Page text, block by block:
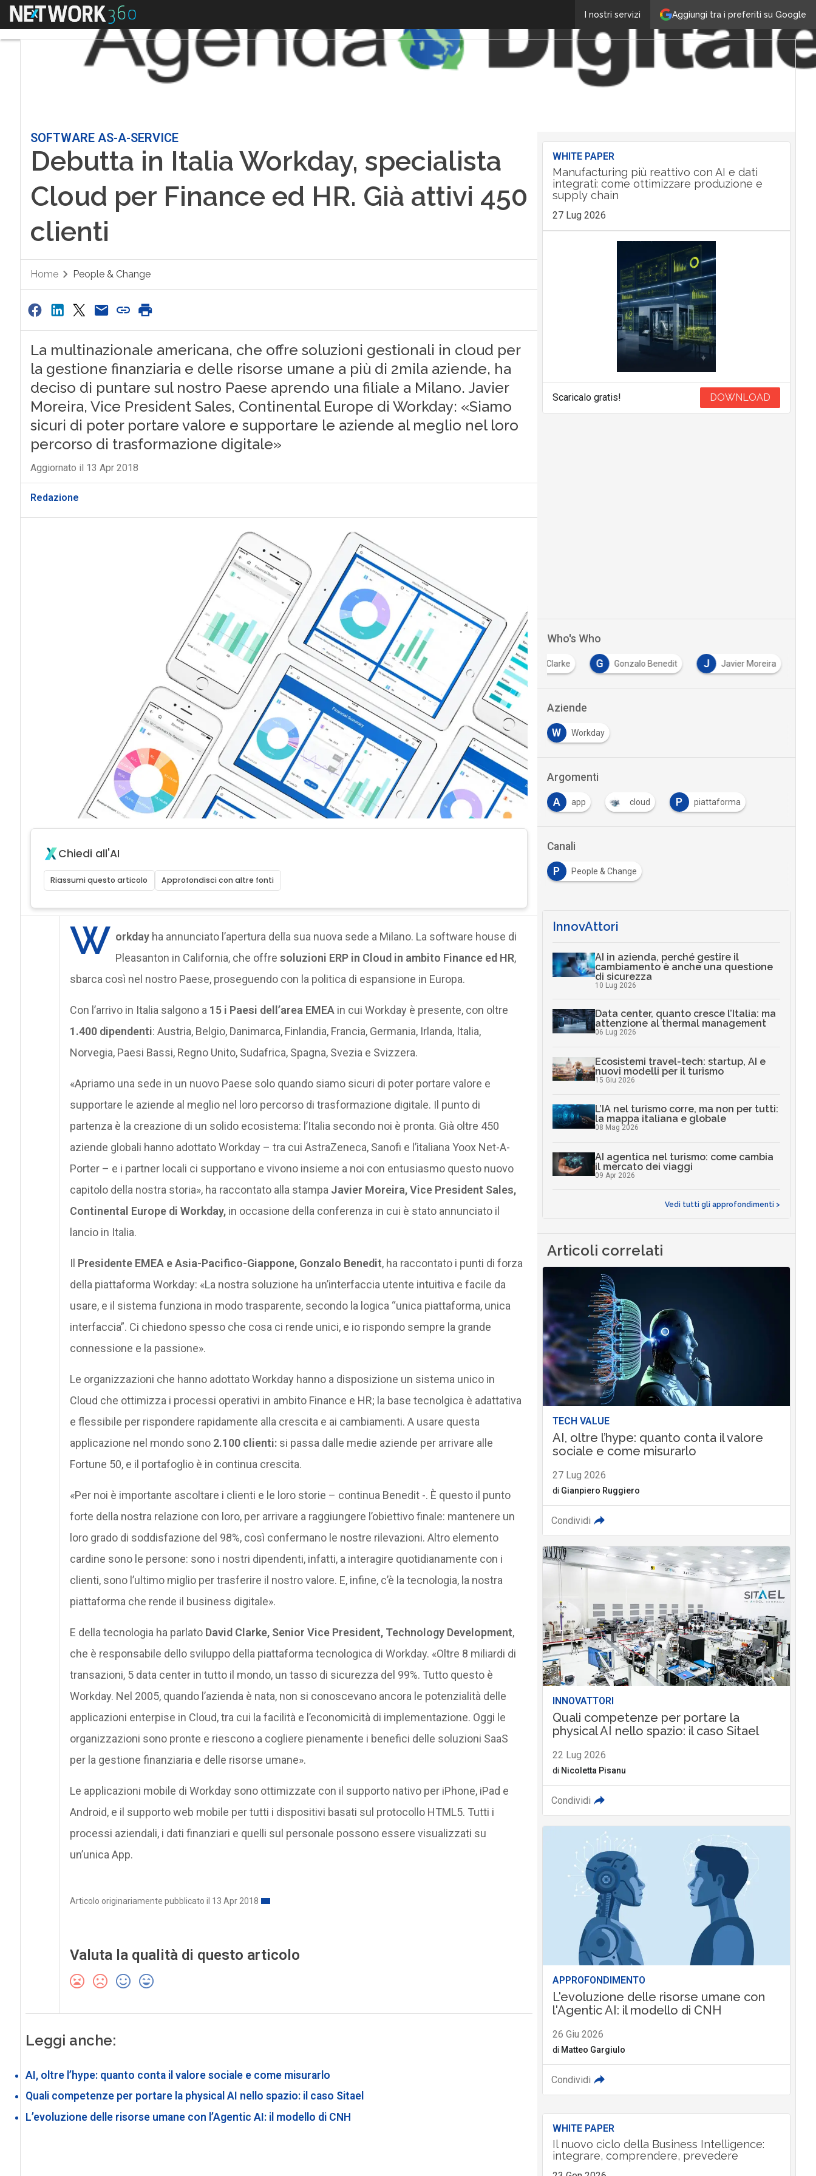
Aggiungi tra i preferiti su Google
I nostri servizi
Menu
SOFTWARE AS-A-SERVICE
Debutta in Italia Workday, specialista
Cloud per Finance ed HR. Già attivi 450
clienti
Home People & Change
La multinazionale americana, che offre soluzioni gestionali in cloud per
la gestione finanziaria e delle risorse umane a più di 2mila aziende, ha
deciso di puntare sul nostro Paese aprendo una filiale a Milano. Javier
Moreira, Vice President Sales, Continental Europe di Workday: «Siamo
sicuri di poter portare valore e supportare le aziende al meglio nel loro
percorso di trasformazione digitale»
Aggiornato il 13 Apr 2018
Redazione
Chiedi all'AI
Riassumi questo articolo Approfondisci con altre fonti
W orkdayha annunciato l’apertura della sua nuova sede a Milano. La software house di
Pleasanton in California, che offre soluzioni ERP in Cloud in ambito Finance ed HR,
sbarca così nel nostro Paese, proseguendo con la politica di espansione in Europa.
Con l’arrivo in Italia salgono a 15 i Paesi dell’area EMEAin cui Workday è presente, con oltre
1.400 dipendenti: Austria, Belgio, Danimarca, Finlandia, Francia, Germania, Irlanda, Italia,
Norvegia, Paesi Bassi, Regno Unito, Sudafrica, Spagna, Svezia e Svizzera.
«Apriamo una sede in un nuovo Paese solo quando siamo sicuri di poter portare valore e
supportare le aziende al meglio nel loro percorso di trasformazione digitale. Il punto di
partenza è la creazione di un solido ecosistema: l’Italia secondo noi è pronta. Già oltre 450
aziende globali hanno adottato Workday – tra cui AstraZeneca, Sanofi e l’italiana Yoox Net-A-
Porter – e i partner locali ci supportano e vivono insieme a noi con entusiasmo questo nuovo
capitolo della nostra storia», ha raccontato alla stampa Javier Moreira, Vice President Sales,
Continental Europe di Workday, in occasione della conferenza in cui è stato annunciato il
lancio in Italia.
Il Presidente EMEA e Asia-Pacifico-Giappone, Gonzalo Benedit, ha raccontato i punti di forza
della piattaforma Workday: «La nostra soluzione ha un’interfaccia utente intuitiva e facile da
usare, e il sistema funziona in modo trasparente, secondo la logica “unica piattaforma, unica
interfaccia”. Ci chiedono spesso che cosa ci rende unici, e io rispondo sempre la grande
connessione e la passione».
Le organizzazioni che hanno adottato Workday hanno a disposizione un sistema unico in
Cloud che ottimizza i processi operativi in ambito Finance e HR; la base tecnolgica è adattativa
e flessibile per rispondere rapidamente alla crescita e ai cambiamenti. A usare questa
applicazione nel mondo sono 2.100 clienti:si passa dalle medie aziende per arrivare alle
Fortune 50, e il portafoglio è in continua crescita.
«Per noi è importante ascoltare i clienti e le loro storie – continua Benedit -. È questo il punto
forte della nostra relazione con loro, per arrivare a raggiungere l’obiettivo finale: mantenere un
loro grado di soddisfazione del 98%, così confermano le nostre rilevazioni. Altro elemento
cardine sono le persone: sono i nostri dipendenti, infatti, a interagire quotidianamente con i
clienti, sono l’ultimo miglio per trasferire il nostro valore. E, infine, c’è la tecnologia, la nostra
piattaforma che rende il business digitale».
E della tecnologia ha parlato David Clarke, Senior Vice President, Technology Development,
che è responsabile dello sviluppo della piattaforma tecnologica di Workday. «Oltre 8 miliardi di
transazioni, 5 data center in tutto il mondo, un tasso di sicurezza del 99%. Tutto questo è
Workday. Nel 2005, quando l’azienda è nata, non si conoscevano ancora le potenzialità delle
applicazioni enterpise in Cloud, tra cui la facilità e l’economicità di implementazione. Oggi le
organizzazioni sono pronte e riescono a cogliere pienamente i benefici delle soluzioni SaaS
per la gestione finanziaria e delle risorse umane».
Le applicazioni mobile di Workday sono ottimizzate con il supporto nativo per iPhone, iPad e
Android, e il supporto web mobile per tutti i dispositivi basati sul protocollo HTML5. Tutti i
processi aziendali, i dati finanziari e quelli sul personale possono essere visualizzati su
un’unica App.
Articolo originariamente pubblicato il 13 Apr 2018
Valuta la qualità di questo articolo
Leggi anche:
AI, oltre l’hype: quanto conta il valore sociale e come misurarlo
Quali competenze per portare la physical AI nello spazio: il caso Sitael
L’evoluzione delle risorse umane con l’Agentic AI: il modello di CNH
WHITE PAPER
Manufacturing più reattivo con AI e dati
integrati: come ottimizzare produzione e
supply chain
27 Lug 2026
Scaricalo gratis! DOWNLOAD
Who's Who
D David Clarke G Gonzalo Benedit J Javier Moreira
Aziende
W Workday
Argomenti
A app cloud P piattaforma
Canali
P People & Change
InnovAttori
AI in azienda, perché gestire il
cambiamento è anche una questione
di sicurezza
10 Lug 2026
Data center, quanto cresce l’Italia: ma
attenzione al thermal management
06 Lug 2026
Ecosistemi travel-tech: startup, AI e
nuovi modelli per il turismo
15 Giu 2026
L’IA nel turismo corre, ma non per tutti:
la mappa italiana e globale
08 Mag 2026
AI agentica nel turismo: come cambia
il mercato dei viaggi
09 Apr 2026
Vedi tutti gli approfondimenti >
Articoli correlati
TECH VALUE
AI, oltre l’hype: quanto conta il valore
sociale e come misurarlo
27 Lug 2026
di Gianpiero Ruggiero
Condividi
INNOVATTORI
Quali competenze per portare la
physical AI nello spazio: il caso Sitael
22 Lug 2026
di Nicoletta Pisanu
Condividi
APPROFONDIMENTO
L'evoluzione delle risorse umane con
l'Agentic AI: il modello di CNH
26 Giu 2026
di Matteo Gargiulo
Condividi
WHITE PAPER
Il nuovo ciclo della Business Intelligence:
integrare, comprendere, prevedere